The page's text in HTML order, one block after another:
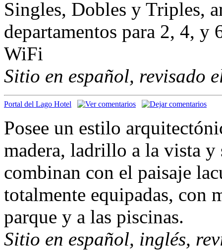
Singles, Dobles y Triples,
departamentos para 2, 4, y
WiFi
Sitio en español, revisado
Portal del Lago Hotel
Posee un estilo
madera, ladrillo a la vista y
combinan con el paisaje
totalmente equipadas, con
parque y a las piscinas.
Sitio en español, inglés,